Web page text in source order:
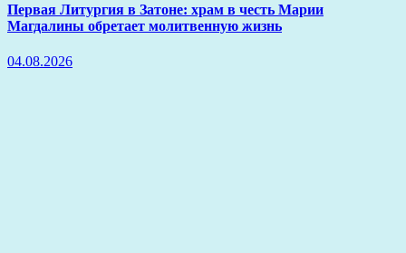
Первая Литургия в Затоне: храм в честь Марии
Магдалины обретает молитвенную жизнь
04.08.2026